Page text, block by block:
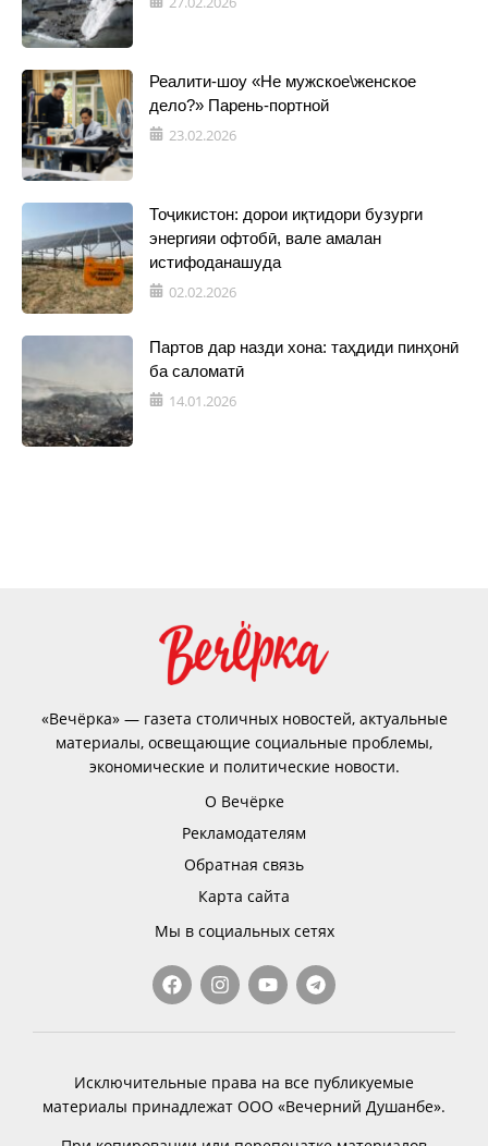
Реалити-шоу «Не мужское\женское
дело?» Парень-портной
23.02.2026
Тоҷикистон: дорои иқтидори бузурги
энергияи офтобӣ, вале амалан
истифоданашуда
02.02.2026
Партов дар назди хона: таҳдиди пинҳонӣ
ба саломатӣ
14.01.2026
«Вечёрка» — газета столичных новостей, актуальные
материалы, освещающие социальные проблемы,
экономические и политические новости.
О Вечёрке
Рекламодателям
Обратная связь
Карта сайта
Мы в социальных сетях
Исключительные права на все публикуемые
материалы принадлежат ООО «Вечерний Душанбе».